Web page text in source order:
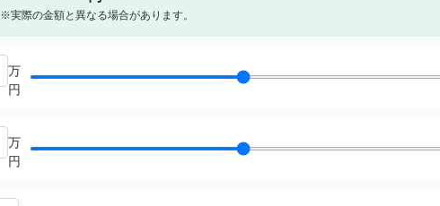
※実際の金額と異なる場合があります。
万
円
万
円